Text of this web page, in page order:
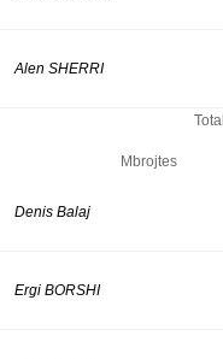
Alen SHERRI
Total
Mbrojtes
Denis Balaj
Ergi BORSHI